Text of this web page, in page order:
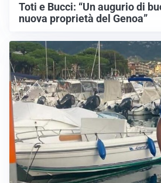
Toti e Bucci: “Un augurio di
nuova proprietà del Genoa”